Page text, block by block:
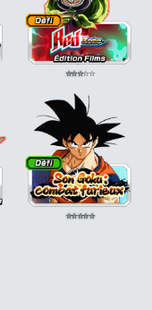
⭐⭐⭐⭐⭐
⭐⭐⭐⭐⭐